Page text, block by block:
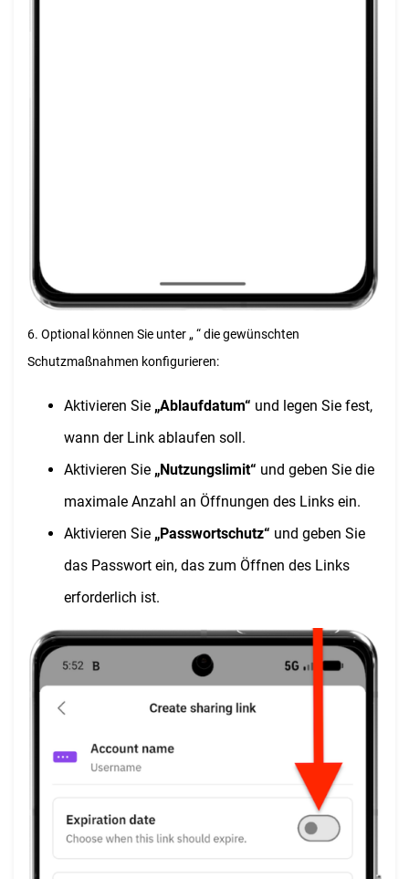
6. Optional können Sie unter „ “ die gewünschten
Schutzmaßnahmen konfigurieren:
Aktivieren Sie „Ablaufdatum“ und legen Sie fest,
wann der Link ablaufen soll.
Aktivieren Sie „Nutzungslimit“ und geben Sie die
maximale Anzahl an Öffnungen des Links ein.
Aktivieren Sie „Passwortschutz“ und geben Sie
das Passwort ein, das zum Öffnen des Links
erforderlich ist.